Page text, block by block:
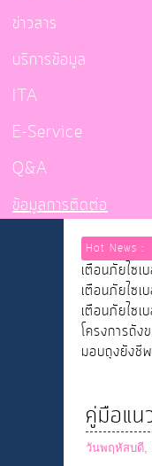
ข่าวสาร
บริการข้อมูล
ITA
E-Service
Q&A
ข้อมูลการติดต่อ
Hot News :
เตือนภัยไซ
เตือนภัยไซ
เตือนภัยไซ
โครงการถัง
มอบถุงยังชี
คู่มือแน
วันพฤหัสบดี,